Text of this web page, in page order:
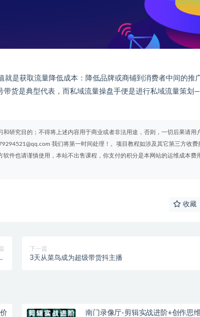
是获取流量降低成本：降低品牌或商铺到消费者中间的推
带货是典型代表，而私域流量操盘手便是进行私域流量策
研究目的；不得将上述内容用于商业或者非法用途，否则，一切后果请用
我们将第一时间处理！。项目教程如涉及其它第三方收费
件也请谨慎使用，本站不出售课程，你支付的积分是本网站的运维成本费
收藏
下一篇
3天从菜鸟成为超级带货抖主播
南门录像厅-剪辑实战进阶+创作思